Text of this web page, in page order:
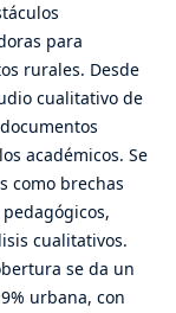
para
rurales. Desde
cualitativo de
académicos. Se
como brechas
cualitativos.
se da un
urbana, con